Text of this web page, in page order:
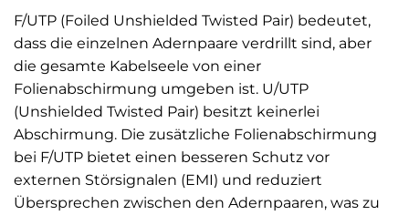
F/UTP (Foiled Unshielded Twisted Pair) bedeutet,
dass die einzelnen Adernpaare verdrillt sind, aber
die gesamte Kabelseele von einer
Folienabschirmung umgeben ist. U/UTP
(Unshielded Twisted Pair) besitzt keinerlei
Abschirmung. Die zusätzliche Folienabschirmung
bei F/UTP bietet einen besseren Schutz vor
externen Störsignalen (EMI) und reduziert
Übersprechen zwischen den Adernpaaren, was zu